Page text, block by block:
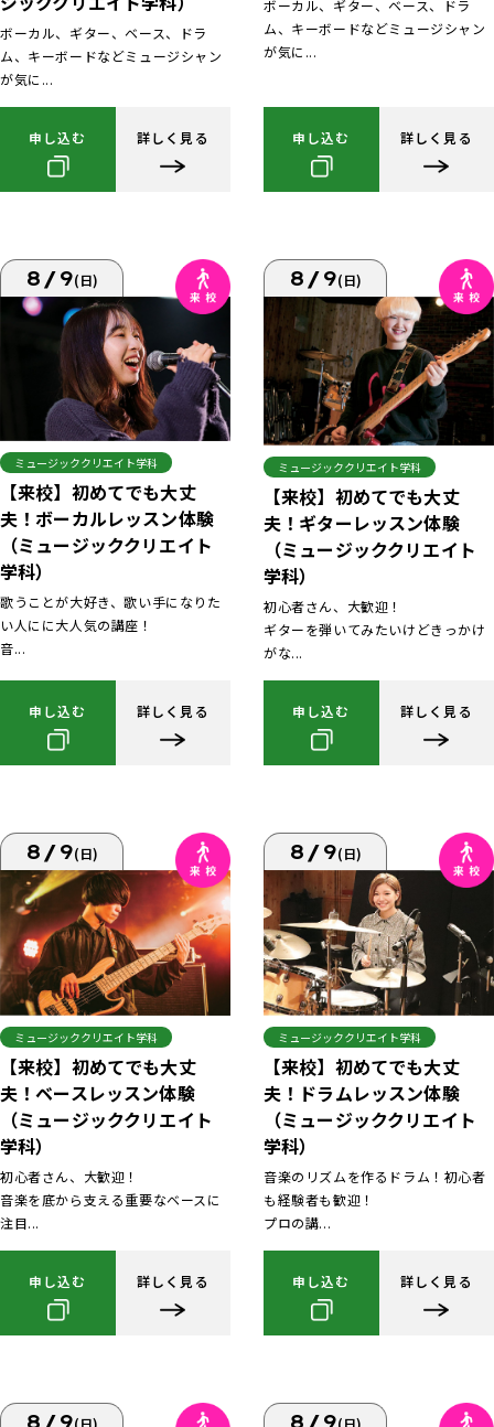
ボーカル、ギター、ベース、ドラ
ム、キーボードなどミュージシャン
が気に...
申し込む 詳しく見る
ボーカル、ギター、ベース、ドラ
ム、キーボードなどミュージシャン
が気に...
申し込む 詳しく見る
8/9(日)
ミュージッククリエイト学科
【来校】初めてでも大丈
夫！ボーカルレッスン体験
（ミュージッククリエイト
学科）
歌うことが大好き、歌い手になりた
い人にに大人気の講座！
音...
申し込む 詳しく見る
8/9(日)
ミュージッククリエイト学科
【来校】初めてでも大丈
夫！ギターレッスン体験
（ミュージッククリエイト
学科）
初心者さん、大歓迎！
ギターを弾いてみたいけどきっかけ
がな...
申し込む 詳しく見る
8/9(日)
ミュージッククリエイト学科
【来校】初めてでも大丈
夫！ベースレッスン体験
（ミュージッククリエイト
学科）
初心者さん、大歓迎！
音楽を底から支える重要なベースに
注目...
申し込む 詳しく見る
8/9(日)
ミュージッククリエイト学科
【来校】初めてでも大丈
夫！ドラムレッスン体験
（ミュージッククリエイト
学科）
音楽のリズムを作るドラム！初心者
も経験者も歓迎！
プロの講...
申し込む 詳しく見る
8/9(日) 8/9(日)